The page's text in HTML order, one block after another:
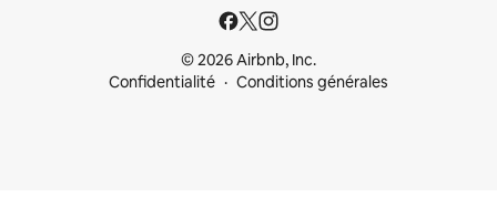
© 2026 Airbnb, Inc.
Confidentialité
Conditions générales